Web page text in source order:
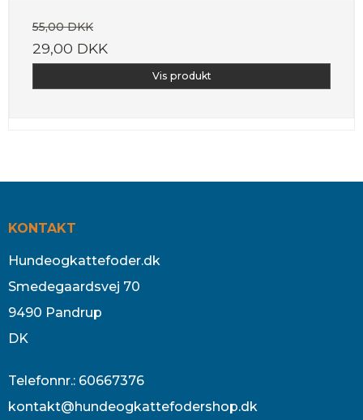
55,00 DKK
29,00 DKK
Vis produkt
KONTAKT
Hundeogkattefoder.dk
Smedegaardsvej 70
9490 Pandrup
DK
Telefonnr.: 60667376
kontakt@hundeogkattefodershop.dk